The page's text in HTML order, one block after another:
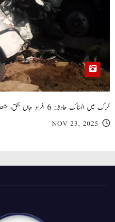
کرک میں المناک حادثہ: 6 افراد جاں بحق، متعدد زخمی
NOV 23, 2025